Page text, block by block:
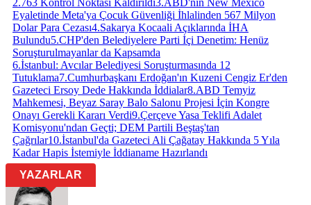
2.763 Kontrol Noktası Kaldırıldı3.ABD'nin New Mexico
Eyaletinde Meta'ya Çocuk Güvenliği İhlalinden 567 Milyon
Dolar Para Cezası4.Sakarya Kocaali Açıklarında İHA
Bulundu5.CHP'den Belediyelere Parti İçi Denetim: Henüz
Soruşturulmayanlar da Kapsamda
6.İstanbul: Avcılar Belediyesi Soruşturmasında 12
Tutuklama7.Cumhurbaşkanı Erdoğan'ın Kuzeni Cengiz Er'den
Gazeteci Ersoy Dede Hakkında İddialar8.ABD Temyiz
Mahkemesi, Beyaz Saray Balo Salonu Projesi İçin Kongre
Onayı Gerekli Kararı Verdi9.Çerçeve Yasa Teklifi Adalet
Komisyonu'ndan Geçti; DEM Partili Beştaş'tan
Çağrılar10.İstanbul'da Gazeteci Ali Çağatay Hakkında 5 Yıla
Kadar Hapis İstemiyle İddianame Hazırlandı
YAZARLAR